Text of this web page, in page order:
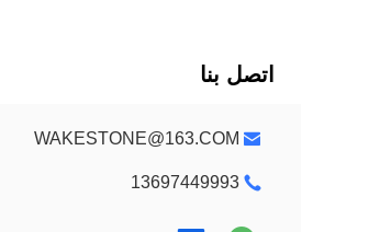
اتصل بنا
WAKESTONE@163.COM
13697449993